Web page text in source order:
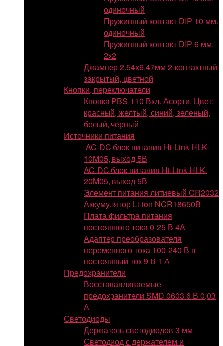
одиночный
Пружинный контакт DIP 10 мм.
одиночный
Пружинный контакт DIP 6 мм.
2х2
Джампер 2.54х6.47мм 2-контактный
закрытый, цветной
Кнопки, переключатели
Кнопка PBS-110 Вкл. Асорти. Цвет:
красный, желтый, синий, зеленый,
белый, черный
Источники питания
AC-DC блок питания Hi-Link HLK-
10M05, выход 5В
AC-DC блок питания Hi-Link HLK-
20M05, выход 5В
Элемент питания литиевый CR2032
Аккумулятор Li-ion NCR18650B
Плата фильтра питания
постоянного тока 0-25 В 4A
Адаптер преобразователя
переменного тока 100-240 В в
постоянный ток 9 В 1 А
Предохранители
Восстанавливаемые
предохранители SMD 0603 6 В 0,03
А
Светодиоды
Держатель светодиодов 3 мм
Светодиод с держателем и